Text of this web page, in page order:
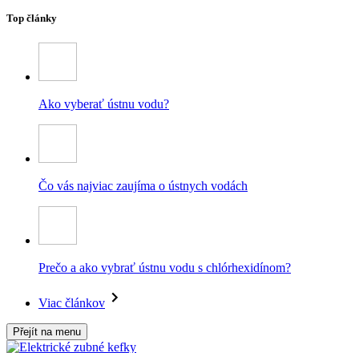
Top články
Ako vyberať ústnu vodu?
Čo vás najviac zaujíma o ústnych vodách
Prečo a ako vybrať ústnu vodu s chlórhexidínom?
Viac článkov
Přejít na menu